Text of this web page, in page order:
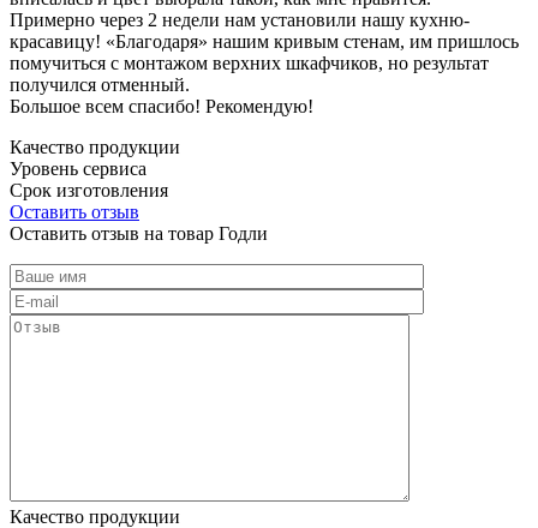
Примерно через 2 недели нам установили нашу кухню-
красавицу! «Благодаря» нашим кривым стенам, им пришлось
помучиться с монтажом верхних шкафчиков, но результат
получился отменный.
Большое всем спасибо! Рекомендую!
Качество продукции
Уровень сервиса
Срок изготовления
Оставить отзыв
Оставить отзыв на товар Годли
Качество продукции